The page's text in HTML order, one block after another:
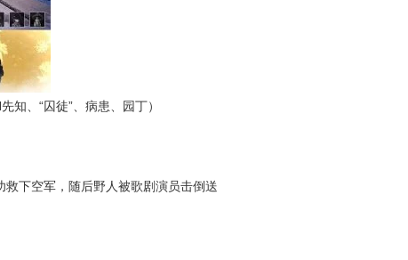
、“囚徒”、病患、园丁）
下空军，随后野人被歌剧演员击倒送